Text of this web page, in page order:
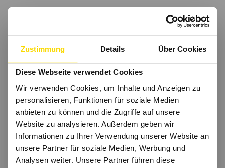
Zustimmung Details Über Cookies
Diese Webseite verwendet Cookies
Wir verwenden Cookies, um Inhalte und Anzeigen zu
personalisieren, Funktionen für soziale Medien
anbieten zu können und die Zugriffe auf unsere
Website zu analysieren. Außerdem geben wir
Informationen zu Ihrer Verwendung unserer Website an
unsere Partner für soziale Medien, Werbung und
Analysen weiter. Unsere Partner führen diese